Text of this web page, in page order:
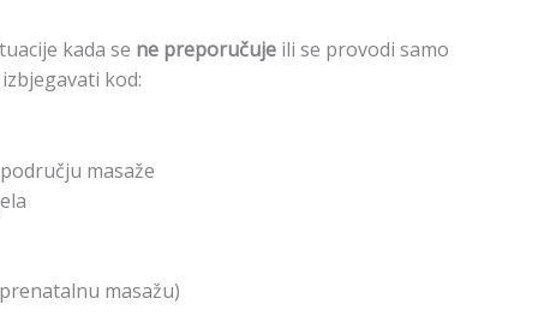
kada se ne preporučuje ili se provodi samo
kod:
masaže
masažu)